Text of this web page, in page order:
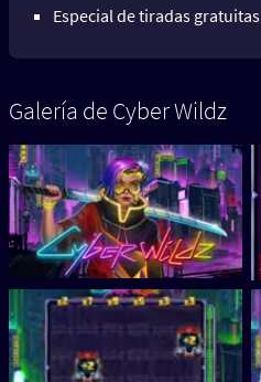
Especial de tiradas gratuitas
Galería de Cyber Wildz